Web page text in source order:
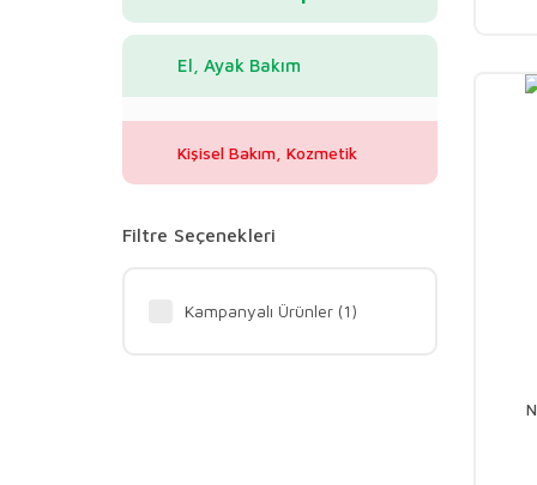
El, Ayak Bakım
Kişisel Bakım, Kozmetik
Filtre Seçenekleri
Kampanyalı Ürünler (1)